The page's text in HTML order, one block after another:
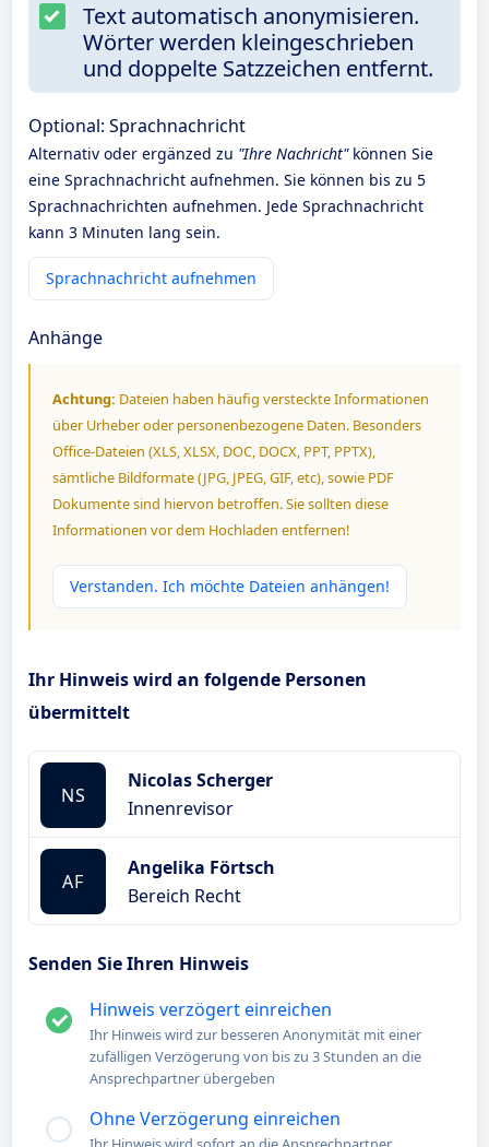
Text automatisch anonymisieren.
Wörter werden kleingeschrieben
und doppelte Satzzeichen entfernt.
Optional: Sprachnachricht
Alternativ oder ergänzed zu "Ihre Nachricht"können Sie
eine Sprachnachricht aufnehmen. Sie können bis zu 5
Sprachnachrichten aufnehmen. Jede Sprachnachricht
kann 3 Minuten lang sein.
Sprachnachricht aufnehmen
Anhänge
Achtung: Dateien haben häufig versteckte Informationen
über Urheber oder personenbezogene Daten. Besonders
Office-Dateien (XLS, XLSX, DOC, DOCX, PPT, PPTX),
sämtliche Bildformate (JPG, JPEG, GIF, etc), sowie PDF
Dokumente sind hiervon betroffen. Sie sollten diese
Informationen vor dem Hochladen entfernen!
Verstanden. Ich möchte Dateien anhängen!
Ihr Hinweis wird an folgende Personen
übermittelt
NS
Nicolas Scherger
Innenrevisor
AF
Angelika Förtsch
Bereich Recht
Senden Sie Ihren Hinweis
Hinweis verzögert einreichen
Ihr Hinweis wird zur besseren Anonymität mit einer
zufälligen Verzögerung von bis zu 3 Stunden an die
Ansprechpartner übergeben
Ohne Verzögerung einreichen